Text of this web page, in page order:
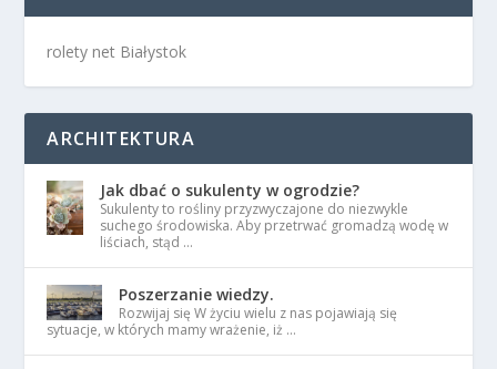
rolety net Białystok
ARCHITEKTURA
Jak dbać o sukulenty w ogrodzie?
Sukulenty to rośliny przyzwyczajone do niezwykle
suchego środowiska. Aby przetrwać gromadzą wodę w
liściach, stąd …
Poszerzanie wiedzy.
Rozwijaj się W życiu wielu z nas pojawiają się
sytuacje, w których mamy wrażenie, iż …